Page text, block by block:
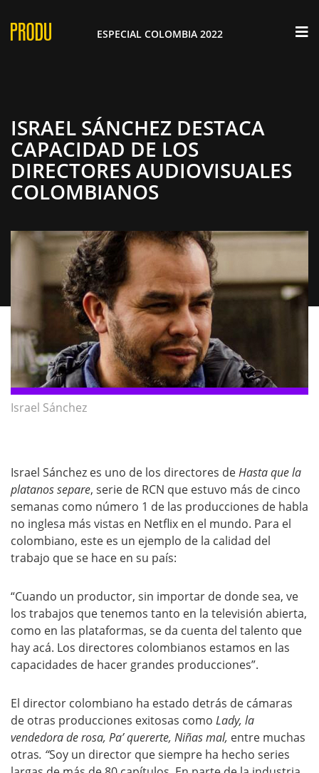
ESPECIAL COLOMBIA 2022
ISRAEL SÁNCHEZ DESTACA
CAPACIDAD DE LOS
DIRECTORES AUDIOVISUALES
COLOMBIANOS
Israel Sánchez
Israel Sánchez es uno de los directores deHasta que la
platanos separe, serie de RCN que estuvo más de cinco
semanas como número 1 de las producciones de habla
no inglesa más vistas en Netflix en el mundo. Para el
colombiano, este es un ejemplo de la calidad del
trabajo que se hace en su país:
“Cuando un productor, sin importar de donde sea, ve
los trabajos que tenemos tanto en la televisión abierta,
como en las plataformas, se da cuenta del talento que
hay acá. Los directores colombianos estamos en las
capacidades de hacer grandes producciones”.
El director colombiano ha estado detrás de cámaras
de otras producciones exitosas como Lady, la
vendedora de rosa, Pa’ quererte, Niñas mal, entre muchas
otras. “Soy un director que siempre ha hecho series